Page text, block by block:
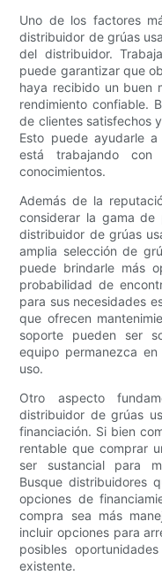
Uno de los factores
distribuidor de grúas
del distribuidor.
puede garantizar que
haya recibido un buen
rendimiento confiable.
de clientes satisfechos
Esto puede ayudarle
está trabajando
conocimientos.
Además de la
considerar la gama
distribuidor de grúas
amplia selección de
puede brindarle más
probabilidad de
para sus necesidades
que ofrecen
soporte pueden ser
equipo permanezca
uso.
Otro aspecto
distribuidor de grúas
financiación. Si bien
rentable que comprar
ser sustancial para
Busque distribuidores
opciones de
compra sea más
incluir opciones para
posibles
existente.